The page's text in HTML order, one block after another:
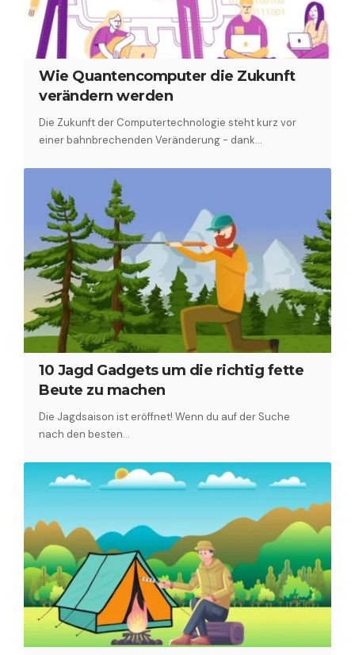
Wie Quantencomputer die Zukunft
verändern werden
Die Zukunft der Computertechnologie steht kurz vor
einer bahnbrechenden Veränderung - dank…
10 Jagd Gadgets um die richtig fette
Beute zu machen
Die Jagdsaison ist eröffnet! Wenn du auf der Suche
nach den besten…